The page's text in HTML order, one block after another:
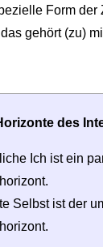
Form der
gehört (zu)
des
Ich ist ein
Selbst ist der